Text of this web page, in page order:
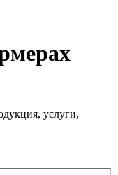
услуги,